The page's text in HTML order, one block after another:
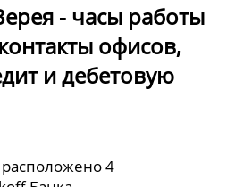
- часы работы
офисов,
и дебетовую
4